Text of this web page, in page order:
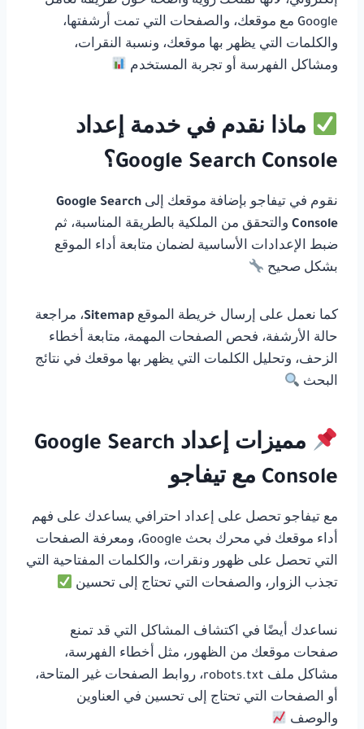
Google مع موقعك، والصفحات التي تمت أرشفتها،
والكلمات التي يظهر بها موقعك، ونسبة النقرات،
ومشاكل الفهرسة أو تجربة المستخدم
ماذا نقدم في خدمة إعداد
Google Search Console؟
نقوم في تيفاجو بإضافة موقعك إلى Google Search
Console والتحقق من الملكية بالطريقة المناسبة، ثم
ضبط الإعدادات الأساسية لضمان متابعة أداء الموقع
بشكل صحيح
كما نعمل على إرسال خريطة الموقع Sitemap، مراجعة
حالة الأرشفة، فحص الصفحات المهمة، متابعة أخطاء
الزحف، وتحليل الكلمات التي يظهر بها موقعك في نتائج
البحث
مميزات إعداد Google Search
Console مع تيفاجو
مع تيفاجو تحصل على إعداد احترافي يساعدك على فهم
أداء موقعك في محرك بحث Google، ومعرفة الصفحات
التي تحصل على ظهور ونقرات، والكلمات المفتاحية التي
تجذب الزوار، والصفحات التي تحتاج إلى تحسين
نساعدك أيضًا في اكتشاف المشاكل التي قد تمنع
صفحات موقعك من الظهور، مثل أخطاء الفهرسة،
مشاكل ملف robots.txt، روابط الصفحات غير المتاحة،
أو الصفحات التي تحتاج إلى تحسين في العناوين
والوصف